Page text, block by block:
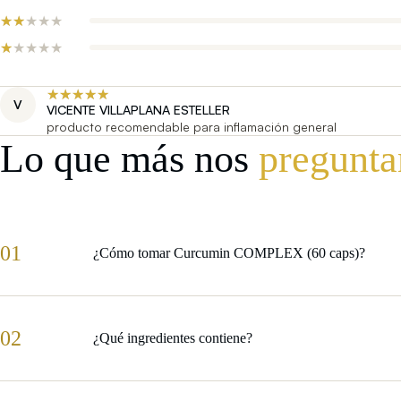
V
VICENTE VILLAPLANA ESTELLER
producto recomendable para inflamación general
Lo que más nos
01 ¿Cómo tomar Curcumin COMPLEX (60 caps)?
02 ¿Qué ingredientes contiene?